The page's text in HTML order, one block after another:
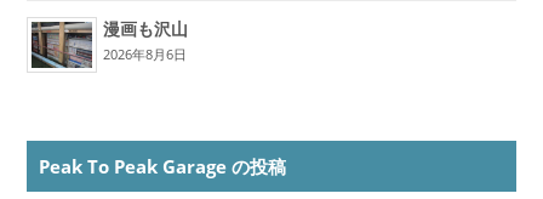
漫画も沢山
2026年8月6日
Peak To Peak Garage の投稿